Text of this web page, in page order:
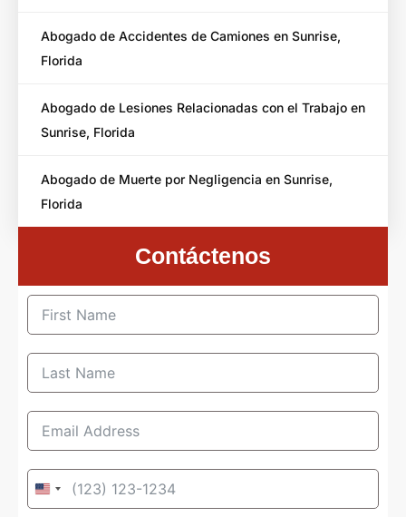
Abogado de Accidentes de Camiones en Sunrise,
Florida
Abogado de Lesiones Relacionadas con el Trabajo en
Sunrise, Florida
Abogado de Muerte por Negligencia en Sunrise,
Florida
Contáctenos
United